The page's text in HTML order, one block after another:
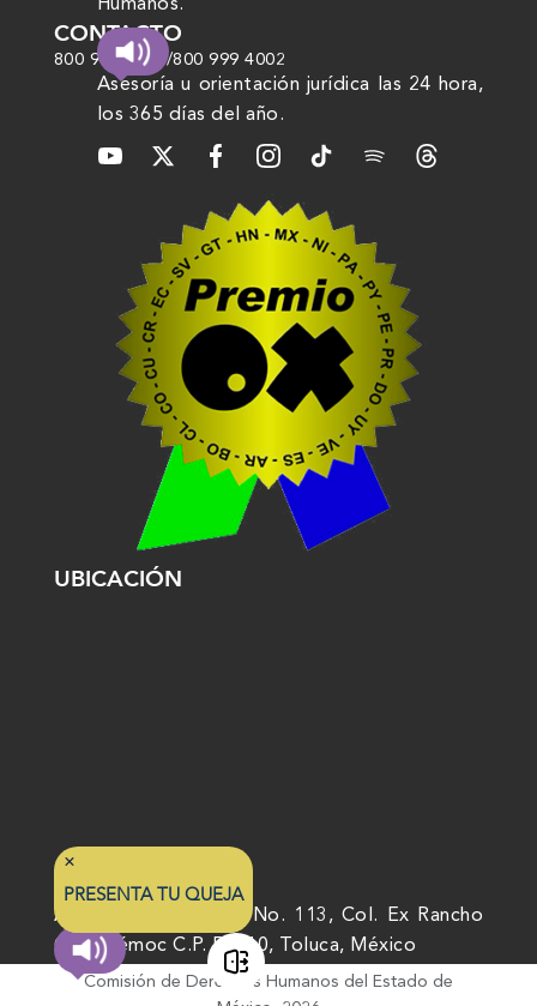
Humanos.
CONTACTO
800 999 4000/800 999 4002
Asesoría u orientación jurídica las 24 hora,
los 365 días del año.
UBICACIÓN
Av. Nicolás San Juan No. 113, Col. Ex Rancho
Cuauhtémoc C.P. 50010, Toluca, México
Comisión de Derechos Humanos del Estado de
PRESENTA TU QUEJA